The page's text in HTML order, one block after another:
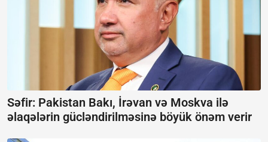
Səfir: Pakistan Bakı, İrəvan və Moskva ilə
əlaqələrin gücləndirilməsinə böyük önəm verir